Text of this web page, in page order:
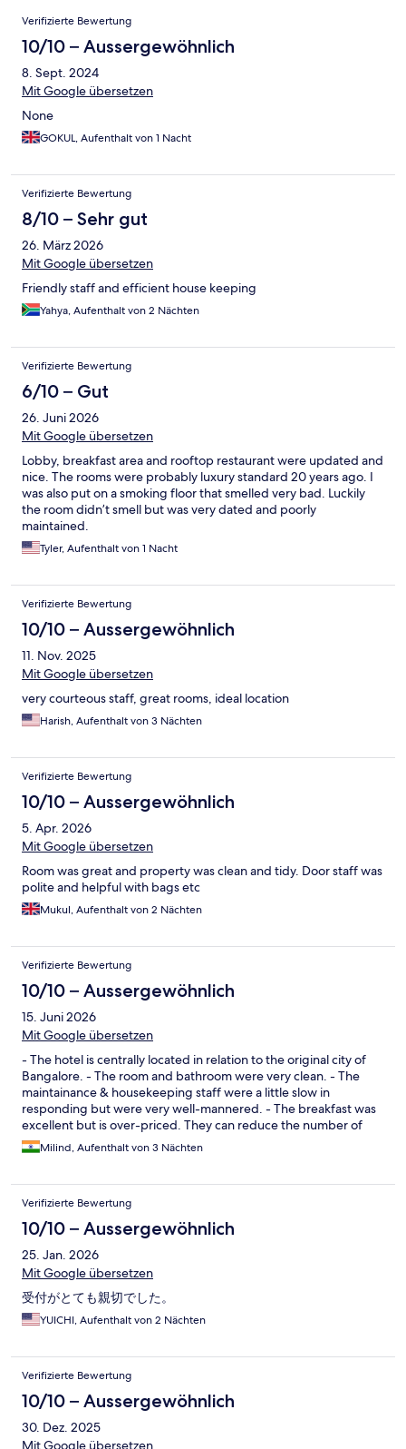
Bewertungen
Verifizierte Bewertung
10/10 – Aussergewöhnlich
8. Sept. 2024
Mit Google übersetzen
None
GOKUL, Aufenthalt von 1 Nacht
Verifizierte Bewertung
8/10 – Sehr gut
26. März 2026
Mit Google übersetzen
Friendly staff and efficient house keeping
Yahya, Aufenthalt von 2 Nächten
Verifizierte Bewertung
6/10 – Gut
26. Juni 2026
Mit Google übersetzen
Lobby, breakfast area and rooftop restaurant were updated and
nice. The rooms were probably luxury standard 20 years ago. I
was also put on a smoking floor that smelled very bad. Luckily
the room didn’t smell but was very dated and poorly
maintained.
Tyler, Aufenthalt von 1 Nacht
Verifizierte Bewertung
10/10 – Aussergewöhnlich
11. Nov. 2025
Mit Google übersetzen
very courteous staff, great rooms, ideal location
Harish, Aufenthalt von 3 Nächten
Verifizierte Bewertung
10/10 – Aussergewöhnlich
5. Apr. 2026
Mit Google übersetzen
Room was great and property was clean and tidy. Door staff was
polite and helpful with bags etc
Mukul, Aufenthalt von 2 Nächten
Verifizierte Bewertung
10/10 – Aussergewöhnlich
15. Juni 2026
Mit Google übersetzen
- The hotel is centrally located in relation to the original city of
Bangalore. - The room and bathroom were very clean. - The
maintainance & housekeeping staff were a little slow in
responding but were very well-mannered. - The breakfast was
excellent but is over-priced. They can reduce the number of
items to reduce the price. - The pool seems to be under-utilized
therefore the water is not as clear as most 4- star pools. Overall a
Milind, Aufenthalt von 3 Nächten
Verifizierte Bewertung
10/10 – Aussergewöhnlich
25. Jan. 2026
Mit Google übersetzen
受付がとても親切でした。
YUICHI, Aufenthalt von 2 Nächten
Verifizierte Bewertung
10/10 – Aussergewöhnlich
30. Dez. 2025
Mit Google übersetzen